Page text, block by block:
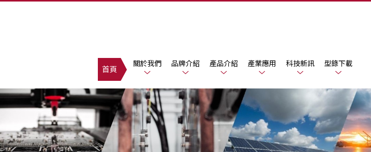
首頁
關於我們 品牌介紹 產品介紹 產業應用 科技新訊 型錄下載